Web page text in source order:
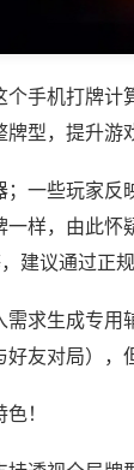
手机打牌
型，提升游
一些玩家反
样，由此
建议通过正
求生成专用
友对局），
！